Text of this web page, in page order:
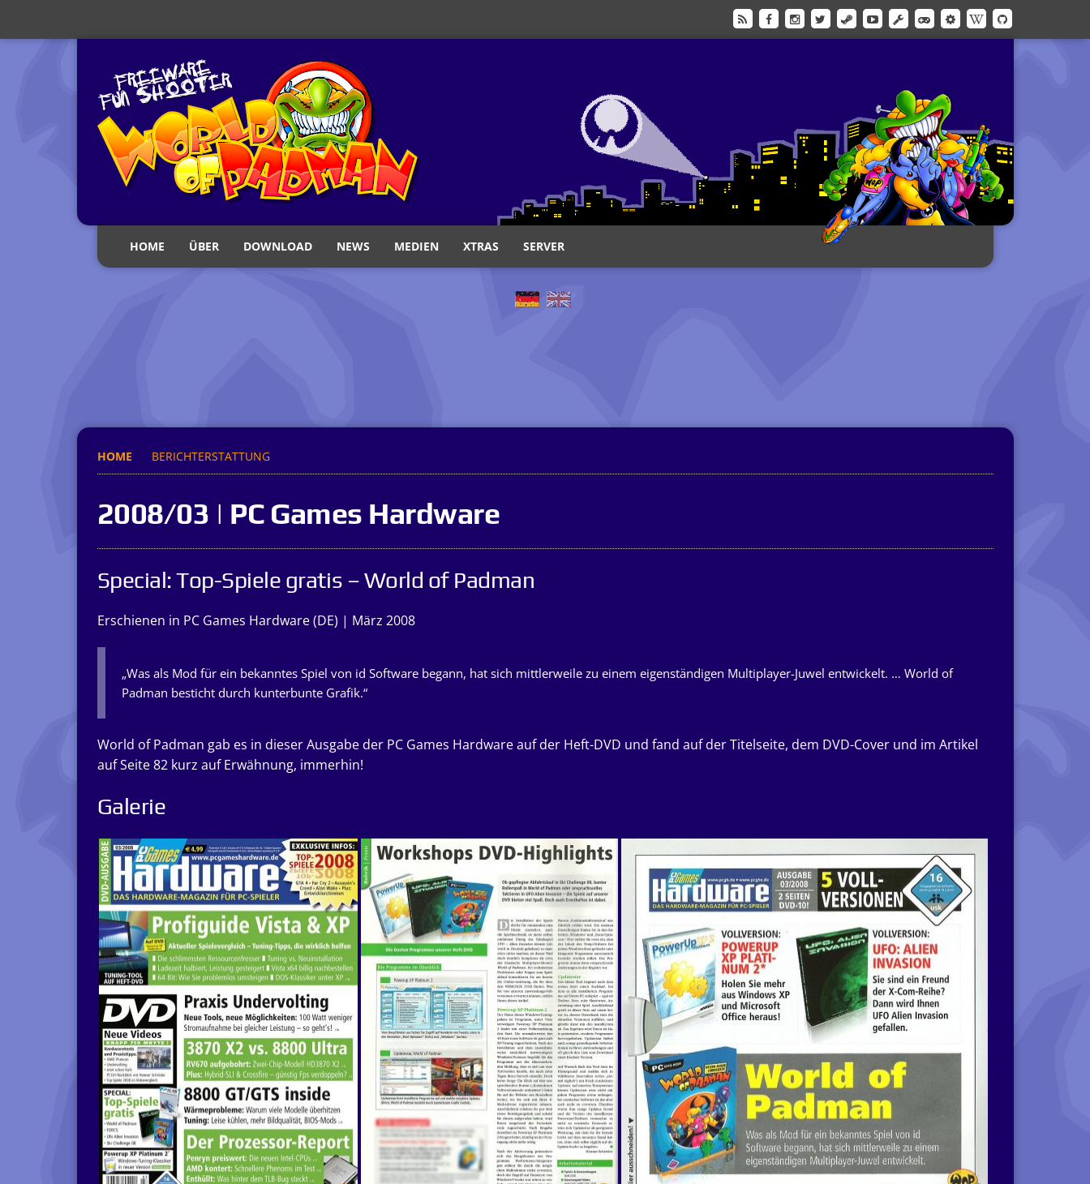
HOME ÜBER DOWNLOAD NEWS MEDIEN XTRAS SERVER
HOME BERICHTERSTATTUNG
2008/03 | PC Games Hardware
Special: Top-Spiele gratis – World of Padman
Erschienen in PC Games Hardware (DE) | März 2008
„Was als Mod für ein bekanntes Spiel von id Software begann, hat sich mittlerweile zu einem eigenständigen Multiplayer-Juwel entwickelt. … World of
Padman besticht durch kunterbunte Grafik.“
World of Padman gab es in dieser Ausgabe der PC Games Hardware auf der Heft-DVD und fand auf der Titelseite, dem DVD-Cover und im Artikel
auf Seite 82 kurz auf Erwähnung, immerhin!
Galerie